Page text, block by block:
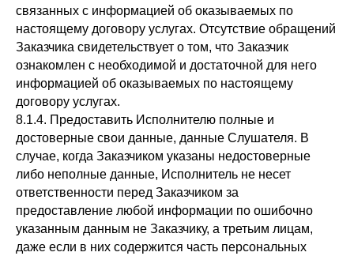
связанных с информацией об оказываемых по
настоящему договору услугах. Отсутствие обращений
Заказчика свидетельствует о том, что Заказчик
ознакомлен с необходимой и достаточной для него
информацией об оказываемых по настоящему
договору услугах.
8.1.4. Предоставить Исполнителю полные и
достоверные свои данные, данные Слушателя. В
случае, когда Заказчиком указаны недостоверные
либо неполные данные, Исполнитель не несет
ответственности перед Заказчиком за
предоставление любой информации по ошибочно
указанным данным не Заказчику, а третьим лицам,
даже если в них содержится часть персональных